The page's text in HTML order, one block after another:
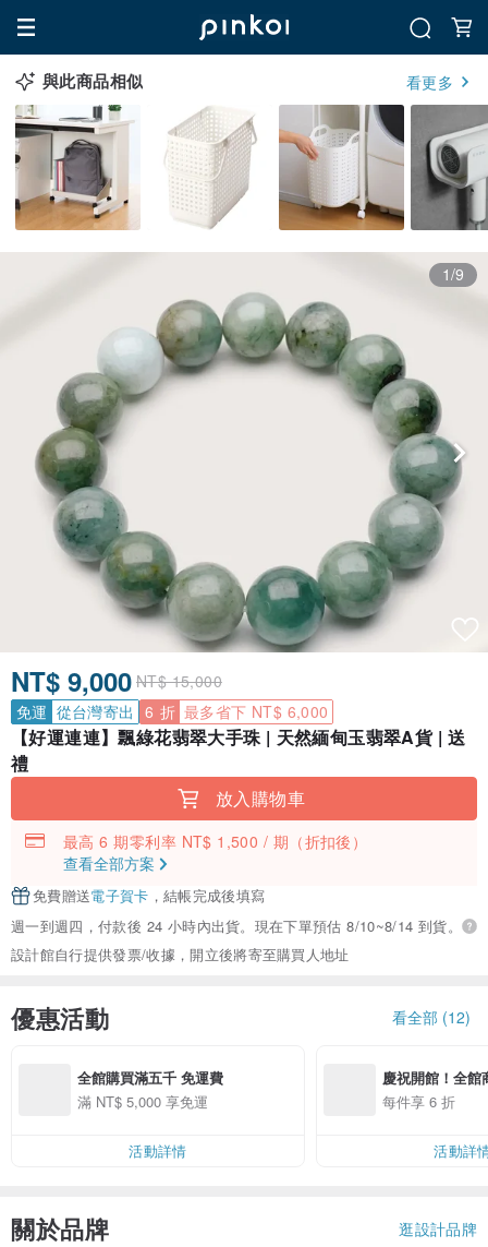
與此商品相似 看更多
1/9
NT$ 9,000 NT$ 15,000
免運 從台灣寄出 6 折 最多省下 NT$ 6,000
【好運連連】飄綠花翡翠大手珠 | 天然緬甸玉翡翠A貨 | 送
禮
放入購物車
最高 6 期零利率 NT$ 1,500 / 期 （折扣後）
查看全部方案
免費贈送電子賀卡 ，結帳完成後填寫
週一到週四，付款後 24 小時內出貨。現在下單預估 8/10~8/14 到貨。
設計館自行提供發票/收據，開立後將寄至購買人地址
優惠活動 看全部 (12)
全館購買滿五千 免運費
滿 NT$ 5,000 享免運
活動詳情
慶祝開館！全館
每件享 6 折
活動詳
關於品牌 逛設計品牌